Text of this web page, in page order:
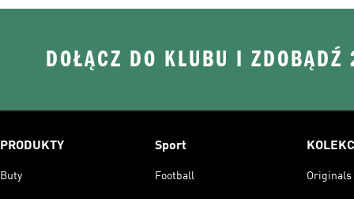
DOŁĄCZ DO KLUBU I ZDOBĄDŹ
PRODUKTY
Buty
Sport
Football Originals